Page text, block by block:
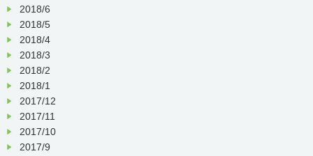
2018/6
2018/5
2018/4
2018/3
2018/2
2018/1
2017/12
2017/11
2017/10
2017/9